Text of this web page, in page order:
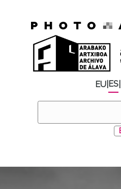
EU ES